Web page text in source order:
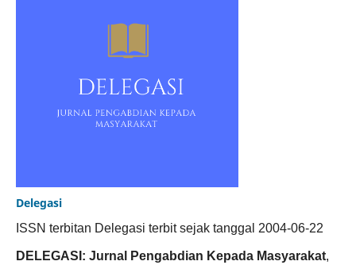
Delegasi
ISSN terbitan Delegasi terbit sejak tanggal 2004-06-22
DELEGASI: Jurnal Pengabdian Kepada Masyarakat,